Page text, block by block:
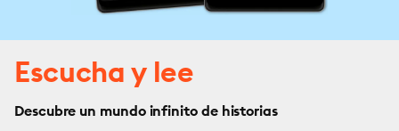
Escucha y lee
Descubre un mundo infinito de historias